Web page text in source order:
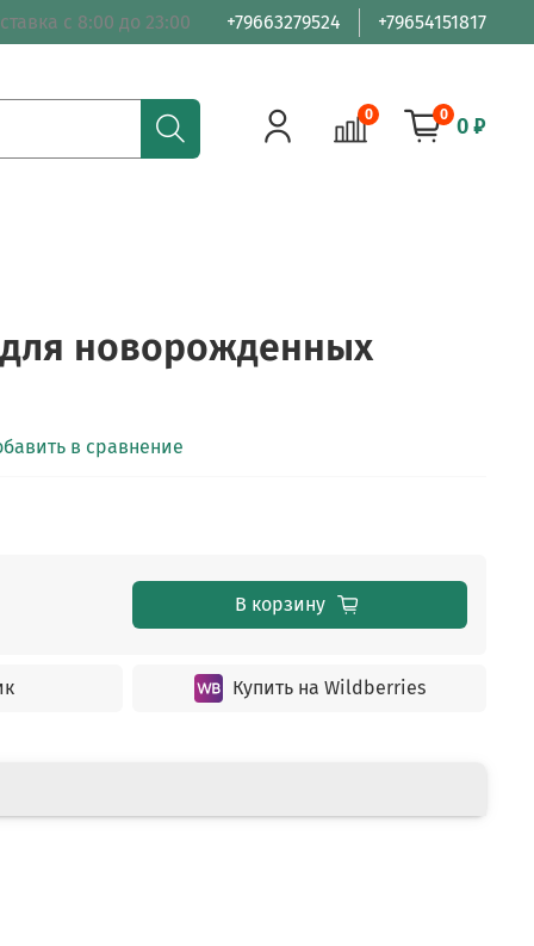
с 8:00 до 23:00 +79663279524 +79654151817
0 0 0 ₽
новорожденных
в сравнение
В корзину
Купить на Wildberries